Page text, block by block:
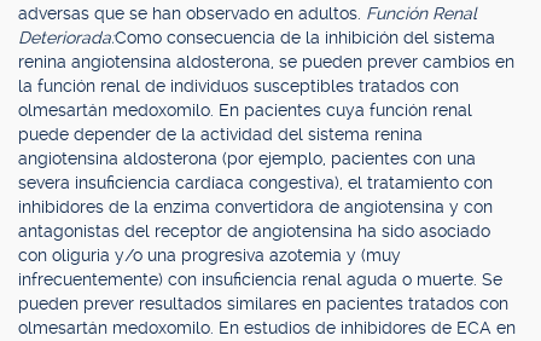
adversas que se han observado en adultos. Función Renal
Deteriorada:Como consecuencia de la inhibición del sistema
renina angiotensina aldosterona, se pueden prever cambios en
la función renal de individuos susceptibles tratados con
olmesartán medoxomilo. En pacientes cuya función renal
puede depender de la actividad del sistema renina
angiotensina aldosterona (por ejemplo, pacientes con una
severa insuficiencia cardíaca congestiva), el tratamiento con
inhibidores de la enzima convertidora de angiotensina y con
antagonistas del receptor de angiotensina ha sido asociado
con oliguria y/o una progresiva azotemia y (muy
infrecuentemente) con insuficiencia renal aguda o muerte. Se
pueden prever resultados similares en pacientes tratados con
olmesartán medoxomilo. En estudios de inhibidores de ECA en